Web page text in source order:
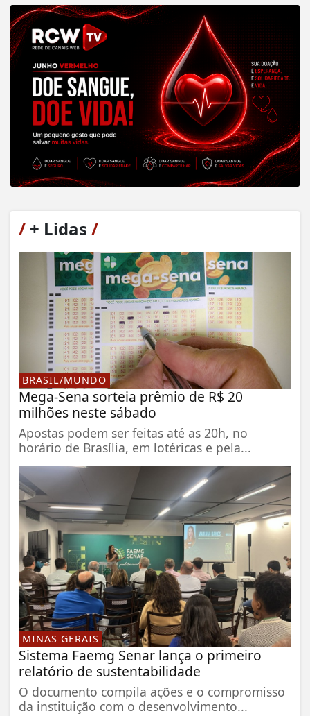
/ + Lidas /
BRASIL/MUNDO
Mega-Sena sorteia prêmio de R$ 20
milhões neste sábado
Apostas podem ser feitas até as 20h, no
horário de Brasília, em lotéricas e pela...
MINAS GERAIS
Sistema Faemg Senar lança o primeiro
relatório de sustentabilidade
O documento compila ações e o compromisso
da instituição com o desenvolvimento...